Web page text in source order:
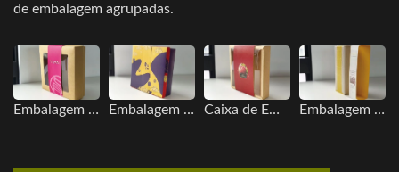
de embalagem agrupadas.
Embalagem de Caixa de Presente Embalagem de Caixa de Presente Caixa de Embalagem de Alimentos Embalagem de Caixa de Presente